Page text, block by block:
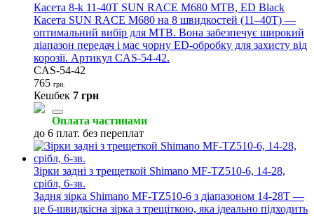
Касета 8-k 11-40T SUN RACE M680 MTB, ED Black
Касета SUN RACE M680 на 8 швидкостей (11–40T) —
оптимальний вибір для MTB. Вона забезпечує широкий
діапазон передач і має чорну ED-обробку для захисту від
корозії. Артикул CAS‑54‑42.
CAS-54-42
765 грн.
Кешбек 7 грн
Оплата частинами
до 6 плат. без переплат
Зірки задні з трещеткой Shimano MF-TZ510-6, 14-28,
срібл, 6-зв.
Задня зірка Shimano MF-TZ510-6 з діапазоном 14-28T —
це 6-швидкісна зірка з трещіткою, яка ідеально підходить